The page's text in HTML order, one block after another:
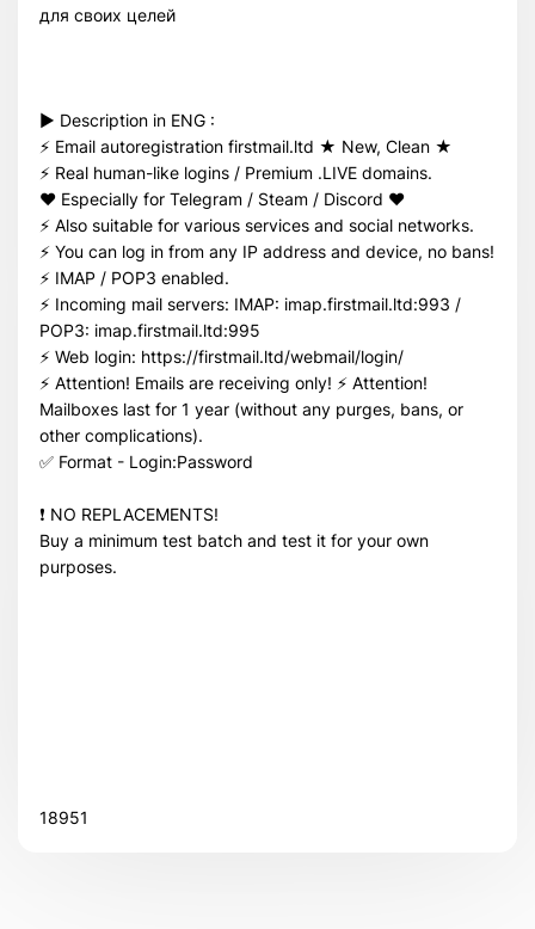
для своих целей
► Description in ENG :
⚡️ Email autoregistration firstmail.ltd ★ New, Clean ★
⚡️ Real human-like logins / Premium .LIVE domains.
❤️ Especially for Telegram / Steam / Discord ❤️
⚡️ Also suitable for various services and social networks.
⚡️ You can log in from any IP address and device, no bans!
⚡️ IMAP / POP3 enabled.
⚡️ Incoming mail servers: IMAP: imap.firstmail.ltd:993 /
POP3: imap.firstmail.ltd:995
⚡️ Web login: https://firstmail.ltd/webmail/login/
⚡️ Attention! Emails are receiving only! ⚡️ Attention!
Mailboxes last for 1 year (without any purges, bans, or
other complications).
✅ Format - Login:Password
❗️ NO REPLACEMENTS!
Buy a minimum test batch and test it for your own
purposes.
18951
Всего позиций в корзине
Всего товара в корзине
Сумма к оплате (без скидок)
$